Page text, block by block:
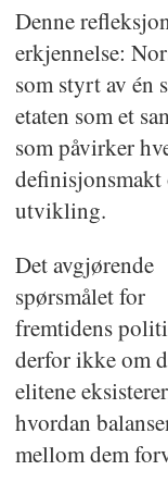
Denne
erkjennelse:
som styrt av én
etaten som et
som påvirker
utvikling.
Det avgjørende
spørsmålet for
fremtidens
derfor ikke om
elitene
hvordan
mellom dem